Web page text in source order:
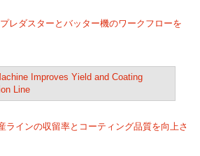
レダスターとバッター機のワークフローを
ラインの収留率とコーティング品質を向上さ